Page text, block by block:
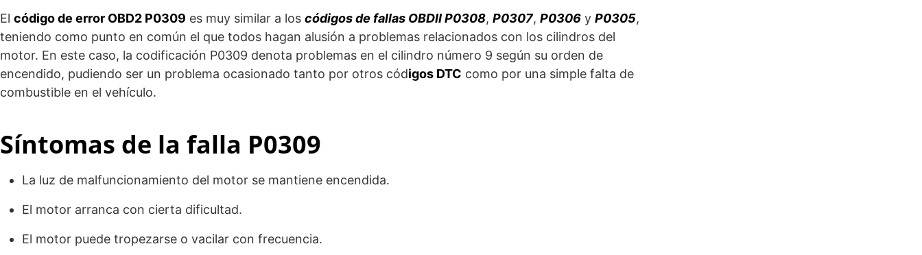
El código de error OBD2 P0309 es muy similar a los códigos de fallas OBDII P0308, P0307, P0306 y P0305,
teniendo como punto en común el que todos hagan alusión a problemas relacionados con los cilindros del
motor. En este caso, la codificación P0309 denota problemas en el cilindro número 9 según su orden de
encendido, pudiendo ser un problema ocasionado tanto por otros códigos DTC como por una simple falta de
combustible en el vehículo.
Síntomas de la falla P0309
La luz de malfuncionamiento del motor se mantiene encendida.
El motor arranca con cierta dificultad.
El motor puede tropezarse o vacilar con frecuencia.